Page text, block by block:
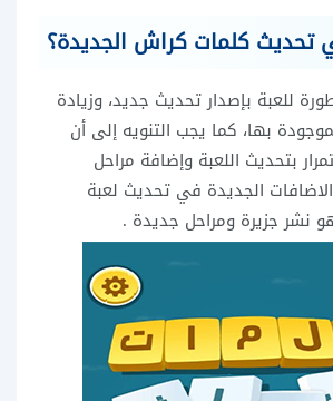
تحديث كلمات كراش الجديدة؟
للعبة بإصدار تحديث جديد، وزيادة
بها، كما يجب التنويه إلى أن
بتحديث اللعبة وإضافة مراحل
الجديدة في تحديث لعبة
نشر جزيرة ومراحل جديدة .